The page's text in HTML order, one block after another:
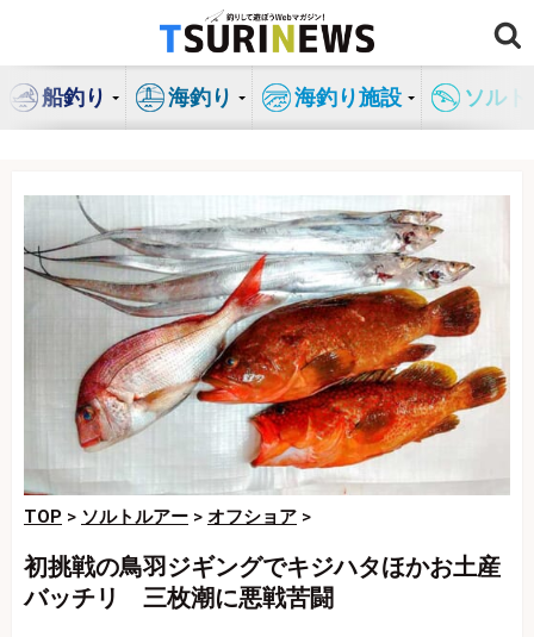
ン
船釣り 海釣り 海釣り施設 ソル
TOP > ソルトルアー > オフショア >
初挑戦の鳥羽ジギングでキジハタほかお土産
バッチリ 三枚潮に悪戦苦闘